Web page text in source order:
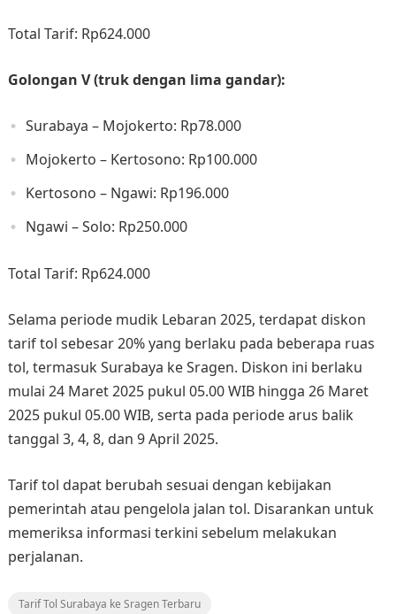
Total Tarif: Rp624.000​
Golongan V (truk dengan lima gandar):
Surabaya – Mojokerto: Rp78.000​
Mojokerto – Kertosono: Rp100.000​
Kertosono – Ngawi: Rp196.000​
Ngawi – Solo: Rp250.000​
Total Tarif: Rp624.000
Selama periode mudik Lebaran 2025, terdapat diskon
tarif tol sebesar 20% yang berlaku pada beberapa ruas
tol, termasuk Surabaya ke Sragen. Diskon ini berlaku
mulai 24 Maret 2025 pukul 05.00 WIB hingga 26 Maret
2025 pukul 05.00 WIB, serta pada periode arus balik
tanggal 3, 4, 8, dan 9 April 2025.
Tarif tol dapat berubah sesuai dengan kebijakan
pemerintah atau pengelola jalan tol. Disarankan untuk
memeriksa informasi terkini sebelum melakukan
perjalanan.
Tarif Tol Surabaya ke Sragen Terbaru